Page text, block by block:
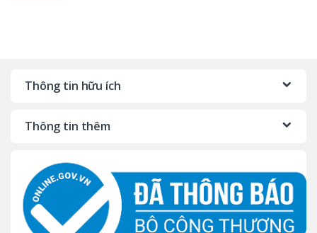
Thông tin hữu ích
Thông tin thêm